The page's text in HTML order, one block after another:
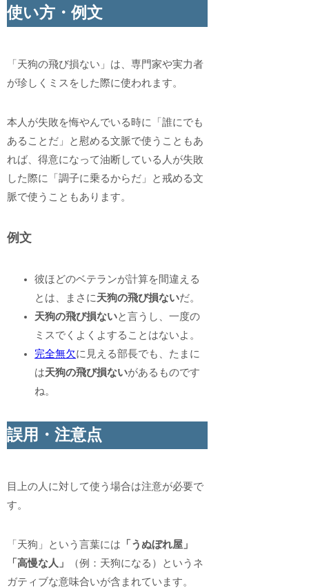
使い方・例文
「天狗の飛び損ない」は、専門家や実力者
が珍しくミスをした際に使われます。
本人が失敗を悔やんでいる時に「誰にでも
あることだ」と慰める文脈で使うこともあ
れば、得意になって油断している人が失敗
した際に「調子に乗るからだ」と戒める文
脈で使うこともあります。
例文
彼ほどのベテランが計算を間違える
とは、まさに天狗の飛び損ないだ。
天狗の飛び損ないと言うし、一度の
ミスでくよくよすることはないよ。
完全無欠に見える部長でも、たまに
は天狗の飛び損ないがあるものです
ね。
誤用・注意点
目上の人に対して使う場合は注意が必要で
す。
「天狗」という言葉には 「うぬぼれ屋」
「高慢な人」
（例：天狗になる）というネ
ガティブな意味合いが含まれています。